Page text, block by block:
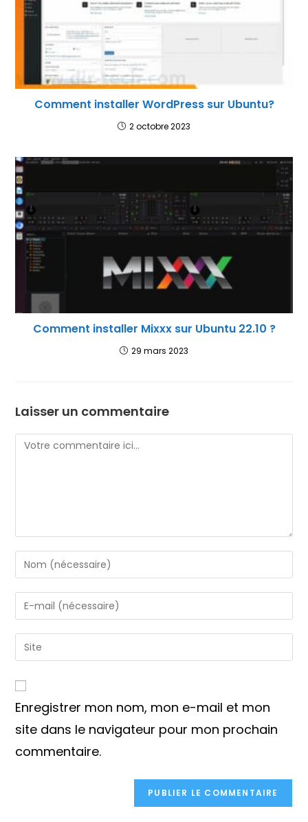
Comment installer WordPress sur Ubuntu?
2 octobre 2023
Comment installer Mixxx sur Ubuntu 22.10 ?
29 mars 2023
Laisser un commentaire
Comment
Enter
your
name
or
to
comment
Enter
your
email
address
Saisir
l’URL
votre
site
(facultatif)
Enregistrer mon nom, mon e-mail et mon
site dans le navigateur pour mon prochain
commentaire.